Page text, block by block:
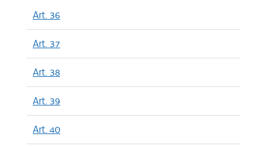
Art. 36
Art. 37
Art. 38
Art. 39
Art. 40